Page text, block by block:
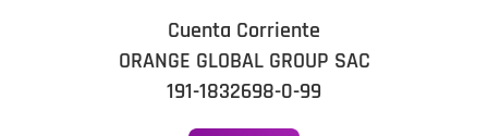
Cuenta Corriente
ORANGE GLOBAL GROUP SAC
191-1832698-0-99